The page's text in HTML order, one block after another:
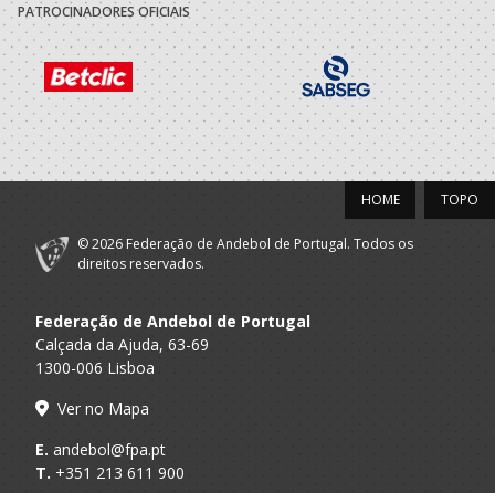
Fafe
2015/16
A.A. Braga
Andebol Clube
Fafe
Seniores M
C 99/00
Andebol Sad
A.A. Braga
ABC Braga
Andebol Sad
C 97/98
A.A. Braga
ABC Braga
Andebol Sad
PATROCINADORES OFICIAIS
TOPO
HOME
© 2026 Federação de Andebol de Portugal. Todos os
direitos reservados.
Federação de Andebol de Portugal
Calçada da Ajuda, 63-69
1300-006 Lisboa
Ver no Mapa
E. andebol@fpa.pt
T. +351 213 611 900